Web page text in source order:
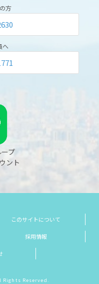
方
へ
プ
ント
このサイトについて
採用情報
Rights Reserved.